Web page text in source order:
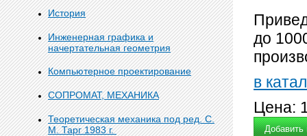
История
Инженерная графика и
начертательная геометрия
Компьютерное проектирование
СОПРОМАТ, МЕХАНИКА
Теоретическая механика под ред. С.
М. Тарг 1983 г.
до
в
Цена: